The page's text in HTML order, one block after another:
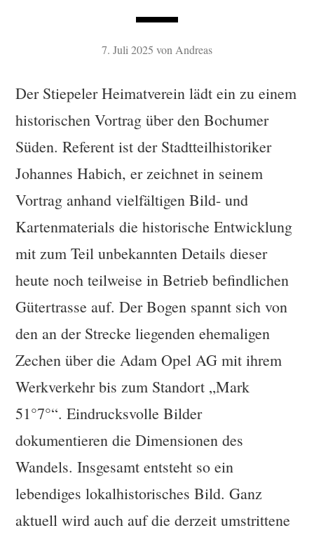
7. Juli 2025 von Andreas
Der Stiepeler Heimatverein lädt ein zu einem
historischen Vortrag über den Bochumer
Süden. Referent ist der Stadtteilhistoriker
Johannes Habich, er zeichnet in seinem
Vortrag anhand vielfältigen Bild- und
Kartenmaterials die historische Entwicklung
mit zum Teil unbekannten Details dieser
heute noch teilweise in Betrieb befindlichen
Gütertrasse auf. Der Bogen spannt sich von
den an der Strecke liegenden ehemaligen
Zechen über die Adam Opel AG mit ihrem
Werkverkehr bis zum Standort „Mark
51°7°“. Eindrucksvolle Bilder
dokumentieren die Dimensionen des
Wandels. Insgesamt entsteht so ein
lebendiges lokalhistorisches Bild. Ganz
aktuell wird auch auf die derzeit umstrittene